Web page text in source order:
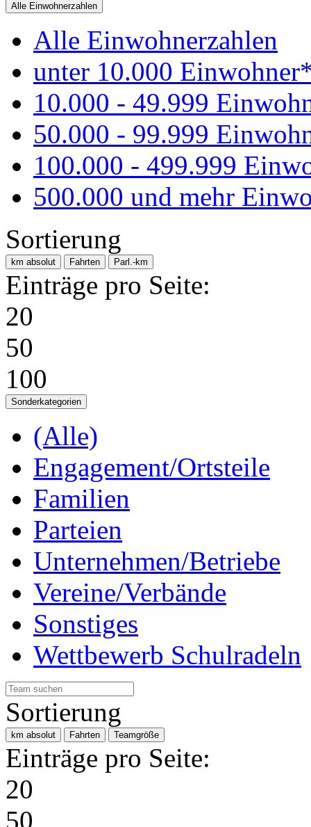
Alle Einwohnerzahlen
Alle Einwohnerzahlen
unter 10.000
10.000 - 49.999
50.000 - 99.999
100.000 - 499.999
500.000 und mehr
Sortierung
km absolut Fahrten Parl.-km
Einträge pro Seite:
20
50
100
Sonderkategorien
(Alle)
Engagement/Ortsteile
Familien
Parteien
Unternehmen/Betriebe
Vereine/Verbände
Sonstiges
Wettbewerb Schulradeln
Sortierung
km absolut Fahrten Teamgröße
Einträge pro Seite:
20
50